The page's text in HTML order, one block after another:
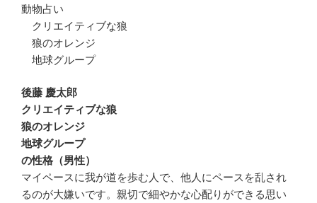
動物占い
クリエイティブな狼
狼のオレンジ
地球グループ
後藤 慶太郎
クリエイティブな狼
狼のオレンジ
地球グループ
の性格（男性）
マイペースに我が道を歩む人で、他人にペースを乱され
るのが大嫌いです。親切で細やかな心配りができる思い